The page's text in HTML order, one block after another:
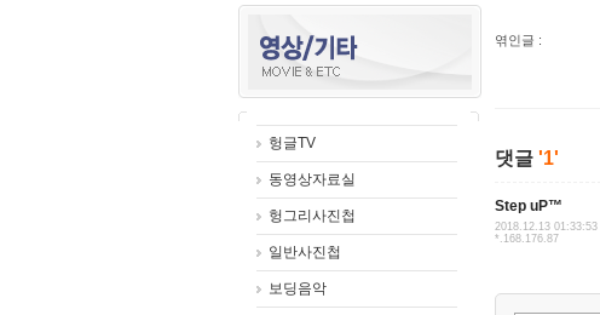
헝글TV
동영상자료실
헝그리사진첩
일반사진첩
보딩음악
엮인글 :
댓글 '1'
Step uP™
2018.12.13 01:33:53
*.168.176.87